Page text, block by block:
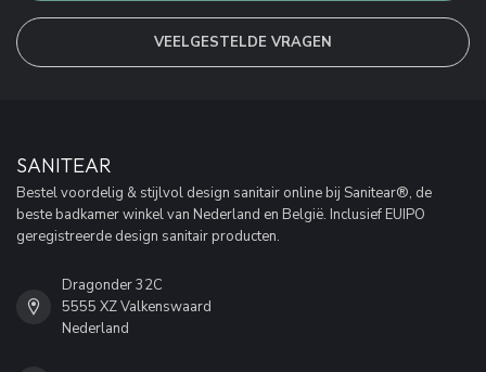
VEELGESTELDE VRAGEN
SANITEAR
Bestel voordelig & stijlvol design sanitair online bij Sanitear®, de
beste badkamer winkel van Nederland en België. Inclusief EUIPO
geregistreerde design sanitair producten.
Dragonder 32C
5555 XZ Valkenswaard
Nederland